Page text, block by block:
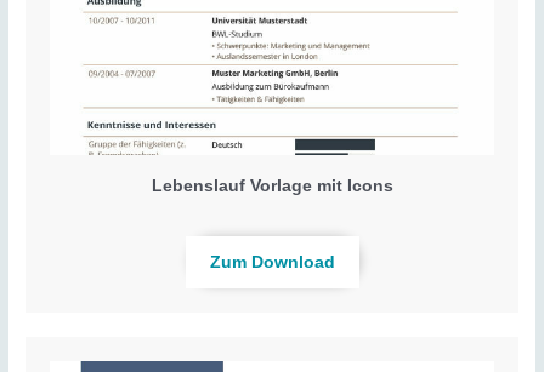
Lebenslauf Vorlage mit Icons
Zum Download